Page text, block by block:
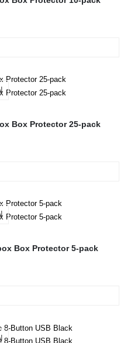
Box Protector 25-pack
Box Protector 5-pack